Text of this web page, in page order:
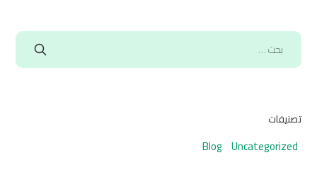
تصنيفات
Blog Uncategorized